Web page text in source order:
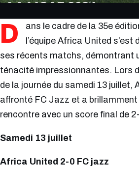
D
ans le cadre de la 35e
l’équipe Africa United s’est
ses récents matchs, démontrant
ténacité impressionnantes. Lors
de la journée du samedi 13 juillet,
affronté FC Jazz et a
rencontre avec un score final de
Samedi 13 juillet
Africa United 2-0 FC jazz